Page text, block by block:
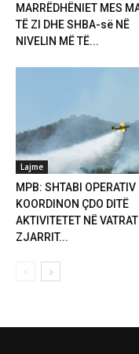
MARRËDHËNIET MES
TË ZI DHE SHBA-së NË
NIVELIN MË TË...
Lajme
MPB: SHTABI OPERATIV
KOORDINON ÇDO DITË
AKTIVITETET NË
ZJARRIT...